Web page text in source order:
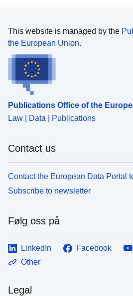
This website is managed by the
the European Union.
Publications Office of the
Law | Data | Publications
Contact us
Contact the European Data Portal
Subscribe to newsletter
Følg oss på
LinkedIn Facebook
Other
Legal